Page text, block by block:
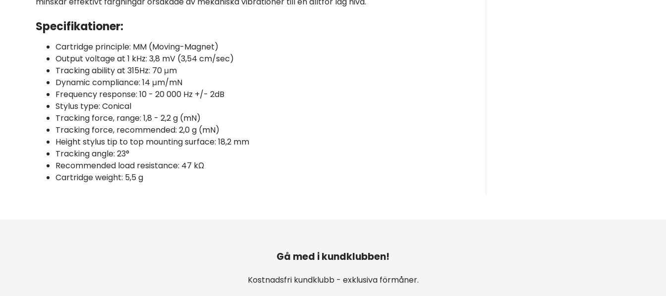
Specifikationer:
Cartridge principle: MM (Moving-Magnet)
Output voltage at 1 kHz: 3,8 mV (3,54 cm/sec)
Tracking ability at 315Hz: 70 μm
Dynamic compliance: 14 μm/mN
Frequency response: 10 - 20 000 Hz +/- 2dB
Stylus type: Conical
Tracking force, range: 1,8 - 2,2 g (mN)
Tracking force, recommended: 2,0 g (mN)
Height stylus tip to top mounting surface: 18,2 mm
Tracking angle: 23°
Recommended load resistance: 47 kΩ
Cartridge weight: 5,5 g
Gå med i kundklubben!
Kostnadsfri kundklubb - exklusiva förmåner.